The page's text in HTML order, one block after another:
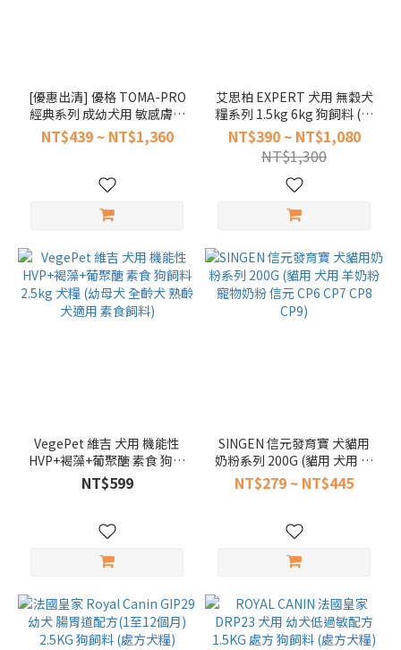
法米納
(7)
丹
(1)
Forza10
(1)
(1)
TAPAZO
[優惠出清] 優格 TOMA-PRO
經典系列 成幼犬用 敏感膚質
配方 鮭魚&馬鈴薯 1.5kg 3kg
7kg 狗飼料 (藜麥添加 幼犬
NT$439 ~ NT$1,360
艾思柏 EXPERT 犬用 無穀犬
糧系列 1.5kg 6kg 狗飼料 (無
穀 成犬 幼犬 鹿肉 羊肉 室內
犬 高齡犬 毛皮照護)
NT$390 ~ NT$1,080
NT$1,300
VegePet 維吉 犬用 機能性
HVP+褐藻+葡聚醣 素食 狗飼
料 2.5kg 犬糧 (幼母犬 全齡犬
熟齡犬適用 素食飼料)
NT$599
SINGEN 信元發育寶 犬貓用
奶粉系列 200G (貓用 犬用 羊
奶粉 寵物奶粉 信元 CP6 CP7
CP8 CP9)
NT$279 ~ NT$445